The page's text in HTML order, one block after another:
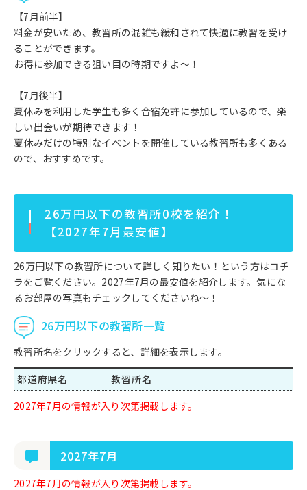
【7月前半】
料金が安いため、教習所の混雑も緩和されて快適に教習を受け
ることができます。
お得に参加できる狙い目の時期ですよ～！
【7月後半】
夏休みを利用した学生も多く合宿免許に参加しているので、楽
しい出会いが期待できます！
夏休みだけの特別なイベントを開催している教習所も多くある
ので、おすすめです。
26万円以下の教習所0校を紹介！
【2027年7月最安値】
26万円以下の教習所について詳しく知りたい！という方はコチ
ラをご覧ください。2027年7月の最安値を紹介します。気にな
るお部屋の写真もチェックしてくださいね～！
26万円以下の教習所一覧
教習所名をクリックすると、詳細を表示します。
都道府県名
教習所名
2027年7月の情報が入り次第掲載します。
2027年7月
2027年7月の情報が入り次第掲載します。